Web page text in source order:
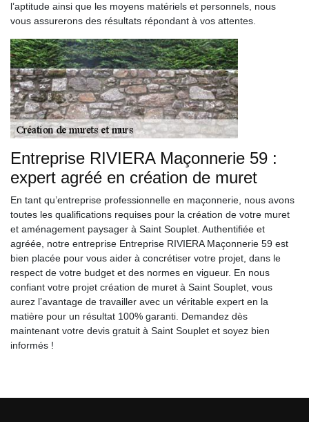
l’aptitude ainsi que les moyens matériels et personnels, nous
vous assurerons des résultats répondant à vos attentes.
Entreprise RIVIERA Maçonnerie 59 :
expert agréé en création de muret
En tant qu’entreprise professionnelle en maçonnerie, nous avons
toutes les qualifications requises pour la création de votre muret
et aménagement paysager à Saint Souplet. Authentifiée et
agréée, notre entreprise Entreprise RIVIERA Maçonnerie 59 est
bien placée pour vous aider à concrétiser votre projet, dans le
respect de votre budget et des normes en vigueur. En nous
confiant votre projet création de muret à Saint Souplet, vous
aurez l’avantage de travailler avec un véritable expert en la
matière pour un résultat 100% garanti. Demandez dès
maintenant votre devis gratuit à Saint Souplet et soyez bien
informés !